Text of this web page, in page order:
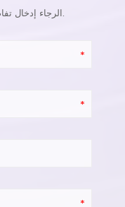
الرجاء إدخال تفاصيل المنتج ، المتطلبات المحددة للحصول على عرض أسعار دقيق. سوف نجيبك فى اسرع وقت ممكن.